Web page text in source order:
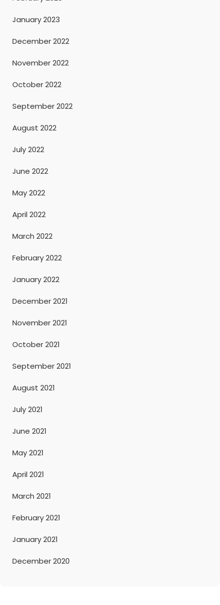
January 2023
December 2022
November 2022
October 2022
September 2022
August 2022
July 2022
June 2022
May 2022
April 2022
March 2022
February 2022
January 2022
December 2021
November 2021
October 2021
September 2021
August 2021
July 2021
June 2021
May 2021
April 2021
March 2021
February 2021
January 2021
December 2020